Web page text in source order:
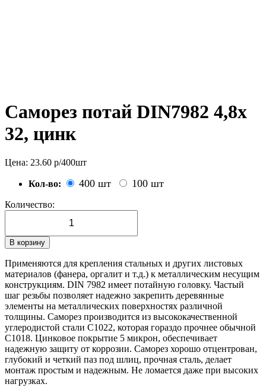
Саморез потай DIN7982 4,8х
32, цинк
Цена: 23.60 р/400шт
Кол-во: 400 шт 100 шт
Количество:
В корзину
Применяются для крепления стальных и других листовых
материалов (фанера, оргалит и т.д.) к металлическим несущим
конструкциям. DIN 7982 имеет потайную головку. Частый
шаг резьбы позволяет надежно закрепить деревянные
элементы на металлических поверхностях различной
толщины. Саморез производится из высококачественной
углеродистой стали С1022, которая гораздо прочнее обычной
С1018. Цинковое покрытие 5 микрон, обеспечивает
надежную защиту от корpозии. Саморез хорошо отцентрован,
глубокий и четкий паз под шлиц, прочная сталь, делает
монтаж простым и надежным. Не ломается даже при высоких
нагрузках.